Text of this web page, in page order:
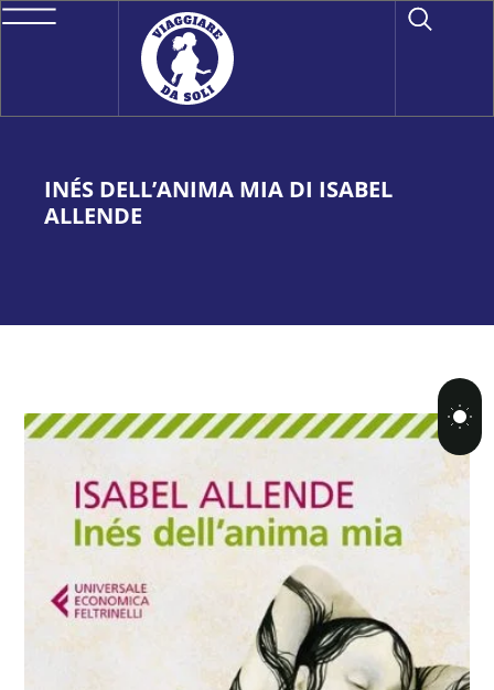
INÉS DELL’ANIMA MIA DI ISABEL
ALLENDE